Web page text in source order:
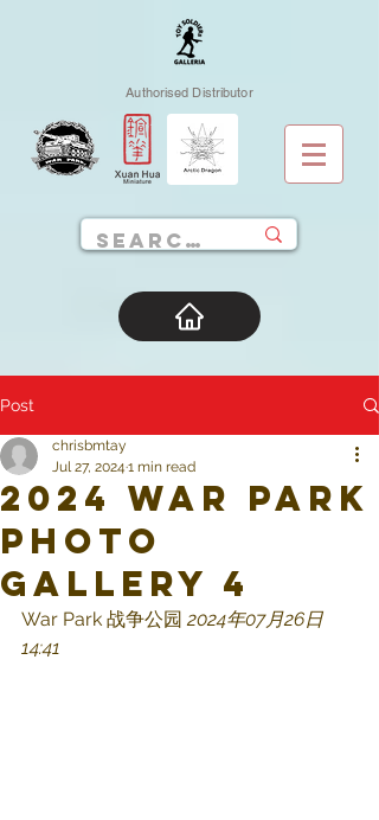
Authorised Distributor
Post
2024 War Park
Photo
Gallery 4
chrisbmtay
Jul 27, 2024 1 min read
War Park 战争公园 2024年07月26日
14:41